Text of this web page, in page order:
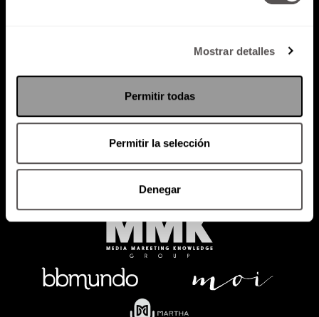
Mostrar detalles
Permitir todas
Permitir la selección
Denegar
Política de Privacidad
RADIO MARTHA